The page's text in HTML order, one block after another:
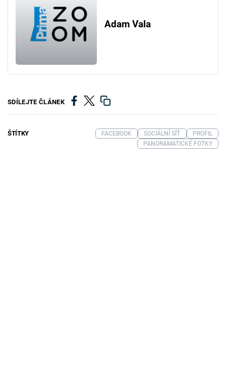
Adam Vala
SDÍLEJTE ČLÁNEK
ŠTÍTKY FACEBOOK SOCIÁLNÍ SÍŤ
PROFIL
PANORAMATICKÉ FOTKY